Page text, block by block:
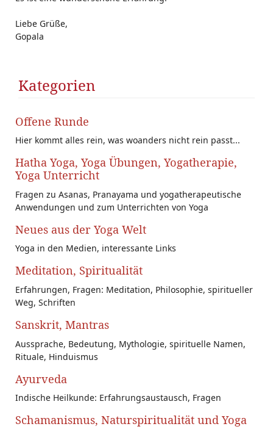
Liebe Grüße,
Gopala
Kategorien
Offene Runde
Hier kommt alles rein, was woanders nicht rein passt...
Hatha Yoga, Yoga Übungen, Yogatherapie,
Yoga Unterricht
Fragen zu Asanas, Pranayama und yogatherapeutische
Anwendungen und zum Unterrichten von Yoga
Neues aus der Yoga Welt
Yoga in den Medien, interessante Links
Meditation, Spiritualität
Erfahrungen, Fragen: Meditation, Philosophie, spiritueller
Weg, Schriften
Sanskrit, Mantras
Aussprache, Bedeutung, Mythologie, spirituelle Namen,
Rituale, Hinduismus
Ayurveda
Indische Heilkunde: Erfahrungsaustausch, Fragen
Schamanismus, Naturspiritualität und Yoga